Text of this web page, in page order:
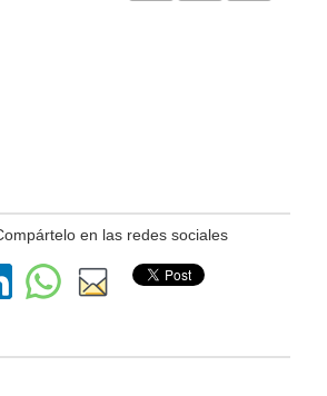
en las redes sociales